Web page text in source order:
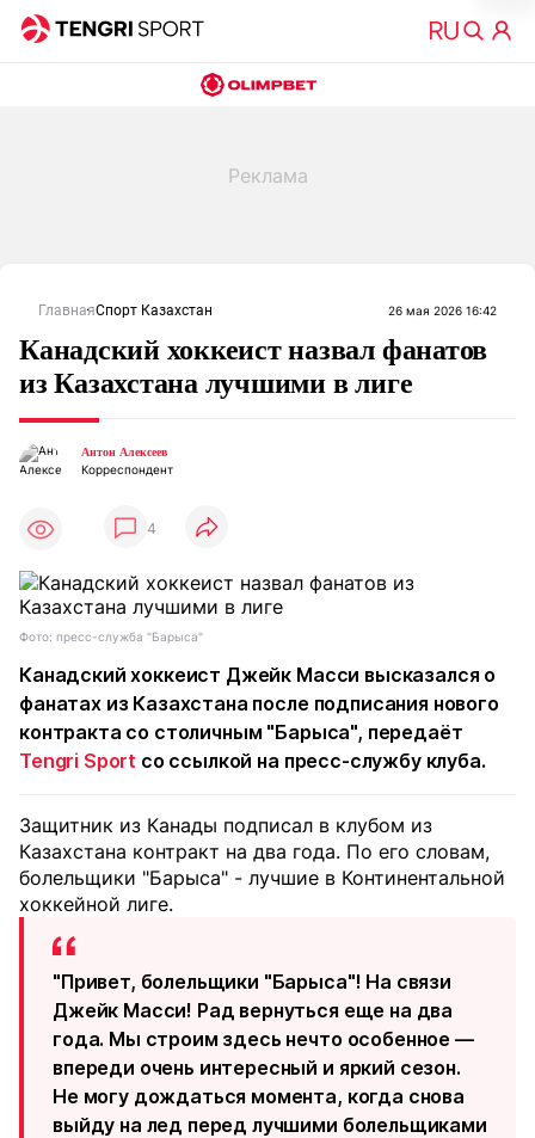
ГлавнаяСпорт Казахстан 26 мая 2026 16:42
Канадский хоккеист назвал фанатов
из Казахстана лучшими в лиге
Антон Алексеев
Корреспондент
4
Фото: пресс-служба "Барыса"
Канадский хоккеист Джейк Масси высказался о
фанатах из Казахстана после подписания нового
контракта со столичным "Барыса", передаёт
Tengri Sport со ссылкой на пресс-службу клуба.
Защитник из Канады подписал в клубом из
Казахстана контракт на два года. По его словам,
болельщики "Барыса" - лучшие в Континентальной
хоккейной лиге.
"Привет, болельщики "Барыса"! На связи
Джейк Масси! Рад вернуться еще на два
года. Мы строим здесь нечто особенное —
впереди очень интересный и яркий сезон.
Не могу дождаться момента, когда снова
выйду на лед перед лучшими болельщиками